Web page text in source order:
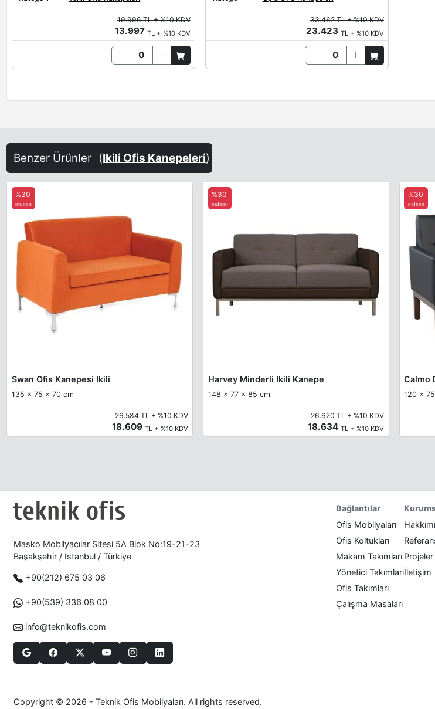
19.996 TL + %10 KDV
13.997 TL + %10 KDV
33.462 TL + %10 KDV
23.423 TL + %10 KDV
Benzer Ürünler (Ikili Ofis Kanepeleri)
Swan Ofis Kanepesi Ikili
135 x 75 x 70 cm
%30
indirim
26.584 TL + %10 KDV
18.609 TL + %10 KDV
Harvey Minderli Ikili Kanepe
148 x 77 x 85 cm
%30
indirim
26.620 TL + %10 KDV
18.634TL + %10 KDV
Calmo
120 x
%30
indirim
Masko Mobilyacılar Sitesi 5A Blok No:19-21-23
Başakşehir / Istanbul / Türkiye
+90(212) 675 03 06
+90(539) 336 08 00
info@teknikofis.com
Bağlantılar
Ofis Mobilyaları
Ofis Koltukları
Makam Takımları
Yönetici Takımları
Ofis Takımları
Çalışma Masaları
Projeler
İletişim
Copyright © 2026 - Teknik Ofis Mobilyaları. All rights reserved.